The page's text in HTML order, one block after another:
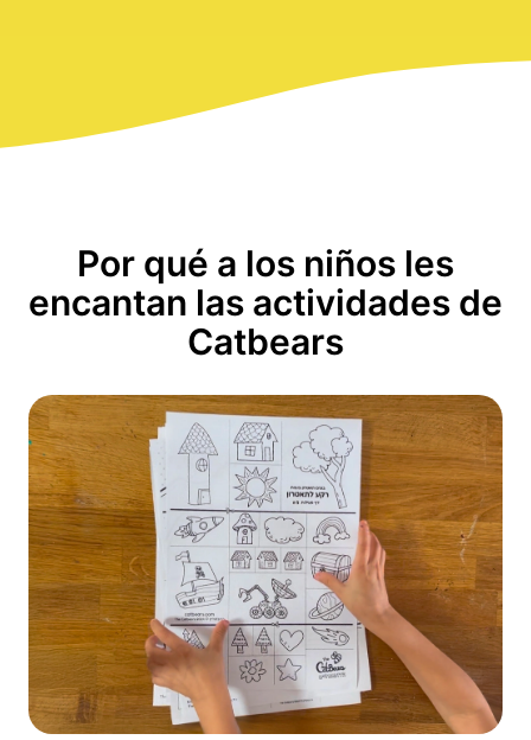
Por qué a los niños les
encantan las actividades de
Catbears